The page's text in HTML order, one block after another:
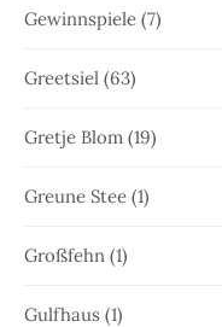
Gewinnspiele (7)
Greetsiel (63)
Gretje Blom (19)
Greune Stee (1)
Großfehn (1)
Gulfhaus (1)